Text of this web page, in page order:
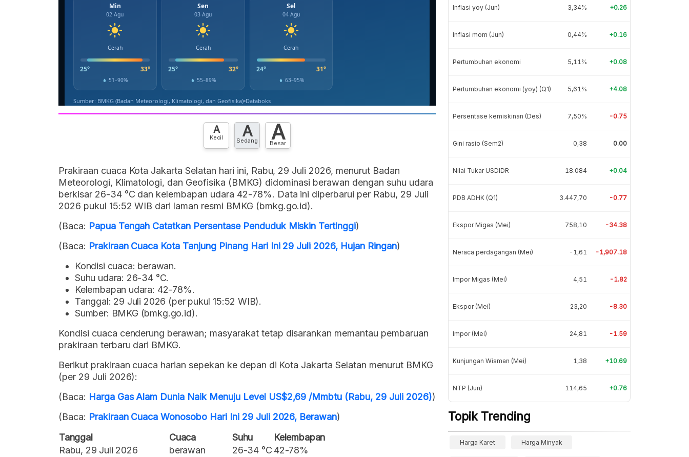
A
Kecil A
Sedang A
Besar
Prakiraan cuaca Kota Jakarta Selatan hari ini, Rabu, 29 Juli 2026, menurut Badan
Meteorologi, Klimatologi, dan Geofisika (BMKG) didominasi berawan dengan suhu udara
berkisar 26-34 °C dan kelembapan udara 42-78%. Data ini diperbarui per Rabu, 29 Juli
2026 pukul 15:52 WIB dari laman resmi BMKG (bmkg.go.id).
(Baca: Papua Tengah Catatkan Persentase Penduduk Miskin Tertinggi)
(Baca: Prakiraan Cuaca Kota Tanjung Pinang Hari Ini 29 Juli 2026, Hujan Ringan)
Kondisi cuaca: berawan.
Suhu udara: 26-34 °C.
Kelembapan udara: 42-78%.
Tanggal: 29 Juli 2026 (per pukul 15:52 WIB).
Sumber: BMKG (bmkg.go.id).
Kondisi cuaca cenderung berawan; masyarakat tetap disarankan memantau pembaruan
prakiraan terbaru dari BMKG.
Berikut prakiraan cuaca harian sepekan ke depan di Kota Jakarta Selatan menurut BMKG
(per 29 Juli 2026):
(Baca: Harga Gas Alam Dunia Naik Menuju Level US$2,69 /Mmbtu (Rabu, 29 Juli 2026))
(Baca: Prakiraan Cuaca Wonosobo Hari Ini 29 Juli 2026, Berawan)
Tanggal
Cuaca Suhu
Kelembapan
Rabu, 29 Juli 2026
berawan 26-34 °C 42-78%
Inflasi yoy (Jun) 3,34% +0.26
Inflasi mom (Jun) 0,44% +0.16
Pertumbuhan ekonomi 5,11% +0.08
Pertumbuhan ekonomi (yoy) (Q1) 5,61% +4.08
Persentase kemiskinan (Des) 7,50% -0.75
Gini rasio (Sem2) 0,38 0.00
Nilai Tukar USDIDR 18.084 +0.04
PDB ADHK (Q1) 3.447,70 -0.77
Ekspor Migas (Mei) 758,10 -34.38
Neraca perdagangan (Mei) -1,61 -1,907.18
Impor Migas (Mei) 4,51 -1.82
Ekspor (Mei) 23,20 -8.30
Impor (Mei) 24,81 -1.59
Kunjungan Wisman (Mei) 1,38 +10.69
NTP (Jun) 114,65 +0.76
Topik Trending
Harga Karet Harga Minyak